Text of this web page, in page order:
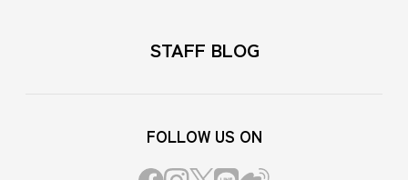
STAFF BLOG
FOLLOW US ON